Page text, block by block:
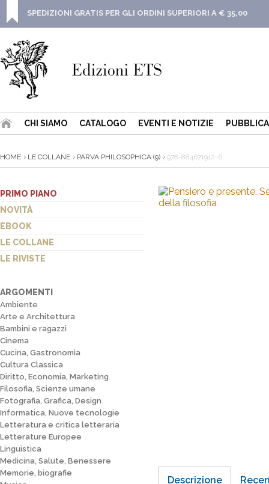
SPEDIZIONI GRATIS PER GLI ORDINI SUPERIORI A € 35,00
CHI SIAMO CATALOGO EVENTI E NOTIZIE
HOME LE COLLANE PARVA PHILOSOPHICA (9) 978-884671912-6
PRIMO PIANO
NOVITÀ
EBOOK
LE COLLANE
LE RIVISTE
ARGOMENTI
Ambiente
Arte e Architettura
Bambini e ragazzi
Cinema
Cucina, Gastronomia
Cultura Classica
Diritto, Economia, Marketing
Filosofia, Scienze umane
Fotografia, Grafica, Design
Informatica, Nuove tecnologie
Letteratura e critica letteraria
Letterature Europee
Linguistica
Medicina, Salute, Benessere
Memorie, biografie
Descrizione